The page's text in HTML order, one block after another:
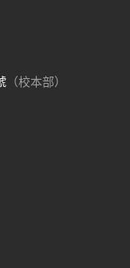
（校本部）